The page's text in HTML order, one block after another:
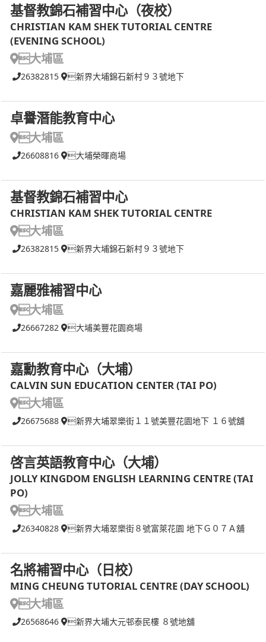
基督教錦石補習中心（夜校）
CHRISTIAN KAM SHEK TUTORIAL CENTRE
(EVENING SCHOOL)
大埔區
26382815 新界大埔錦石新村９３號地下
卓譽潛能教育中心
大埔區
26608816 大埔榮暉商場
基督教錦石補習中心
CHRISTIAN KAM SHEK TUTORIAL CENTRE
大埔區
26382815 新界大埔錦石新村９３號地下
嘉麗雅補習中心
大埔區
26667282 大埔美豐花園商場
嘉勳教育中心（大埔）
CALVIN SUN EDUCATION CENTER (TAI PO)
大埔區
26675688 新界大埔翠樂街１１號美豐花園地下 １６號舖
啓言英語教育中心（大埔）
JOLLY KINGDOM ENGLISH LEARNING CENTRE (TAI
PO)
大埔區
26340828 新界大埔翠樂街８號富萊花園 地下Ｇ０７Ａ舖
名將補習中心（日校）
MING CHEUNG TUTORIAL CENTRE (DAY SCHOOL)
大埔區
26568646 新界大埔大元邨泰民樓 ８號地舖